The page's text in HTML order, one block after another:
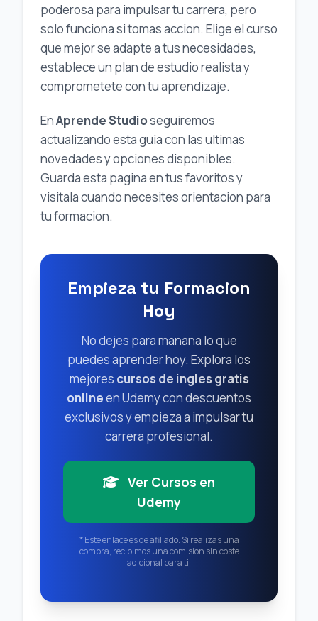
poderosa para impulsar tu carrera, pero
solo funciona si tomas accion. Elige el curso
que mejor se adapte a tus necesidades,
establece un plan de estudio realista y
comprometete con tu aprendizaje.
EnAprende Studioseguiremos
actualizando esta guia con las ultimas
novedades y opciones disponibles.
Guarda esta pagina en tus favoritos y
visitala cuando necesites orientacion para
tu formacion.
Empieza tu Formacion
Hoy
No dejes para manana lo que
puedes aprender hoy. Explora los
mejores cursos de ingles gratis
onlineen Udemy con descuentos
exclusivos y empieza a impulsar tu
carrera profesional.
Ver Cursos en
Udemy
* Este enlace es de afiliado. Si realizas una
compra, recibimos una comision sin coste
adicional para ti.